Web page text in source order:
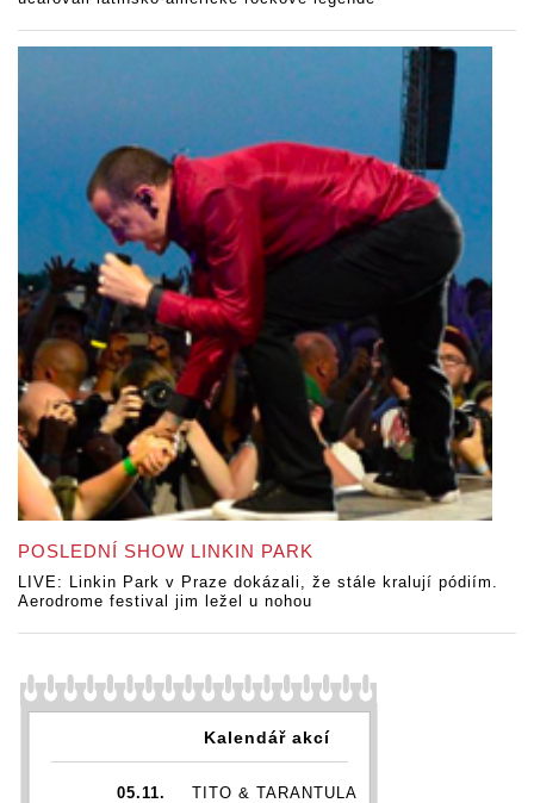
POSLEDNÍ SHOW LINKIN PARK
LIVE: Linkin Park v Praze dokázali, že stále kralují pódiím.
Aerodrome festival jim ležel u nohou
Kalendář akcí
05.11.
TITO & TARANTULA